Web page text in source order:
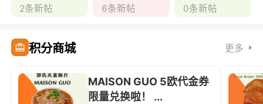
2条新帖 6条新帖 0条新帖
积分商城 更多
MAISON GUO 5欧代金券
限量兑换啦！ ...